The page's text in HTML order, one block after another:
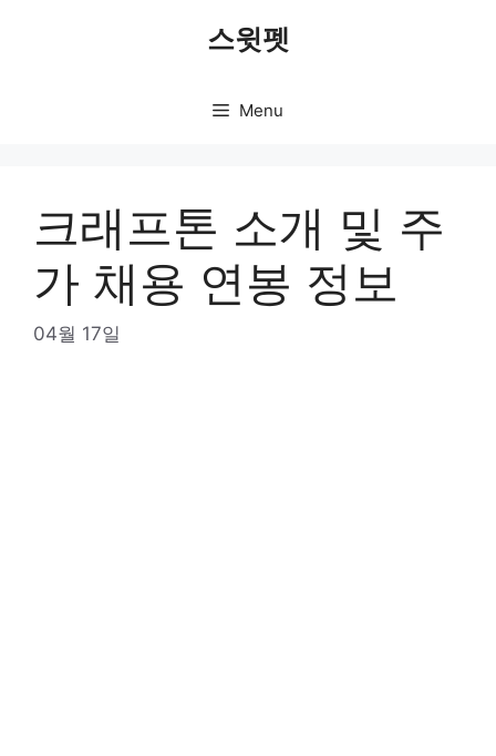
스윗펫
Menu
크래프톤 소개 및 주
가 채용 연봉 정보
04월 17일